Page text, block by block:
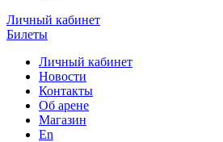
Личный кабинет
Билеты
Личный кабинет
Новости
Контакты
Об арене
Магазин
En